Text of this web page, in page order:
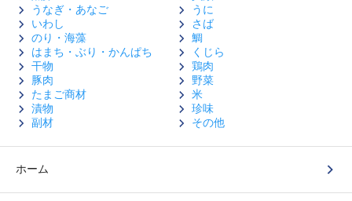
うなぎ・あなご
うに
いわし
さば
のり・海藻
鯛
はまち・ぶり・かんぱち
くじら
干物
鶏肉
豚肉
野菜
たまご商材
米
漬物
珍味
副材
その他
ホーム